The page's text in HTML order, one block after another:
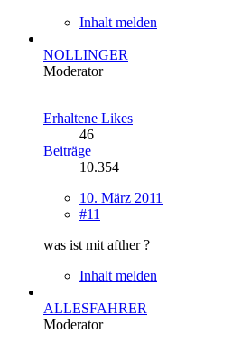
Inhalt melden
NOLLINGER
Moderator
Erhaltene Likes
46
Beiträge
10.354
10. März 2011
#11
was ist mit afther ?
Inhalt melden
ALLESFAHRER
Moderator